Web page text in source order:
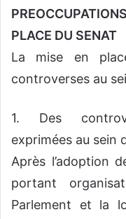
PLACE DU SENAT
La mise en
controverses au
1. Des
exprimées au sein
Après l’adoption
portant
Parlement et la